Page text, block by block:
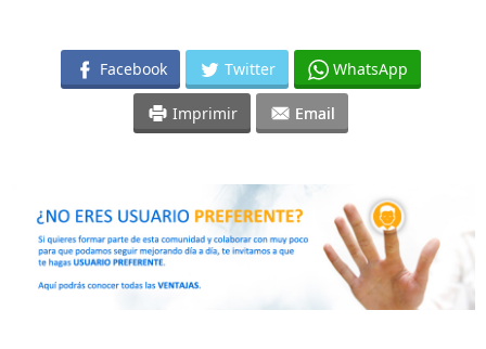
Facebook Twitter WhatsApp
Imprimir Email